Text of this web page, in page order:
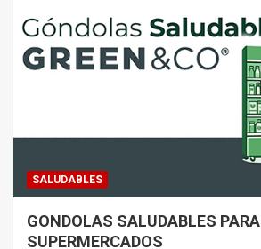
SALUDABLES
GONDOLAS SALUDABLES PARA
SUPERMERCADOS